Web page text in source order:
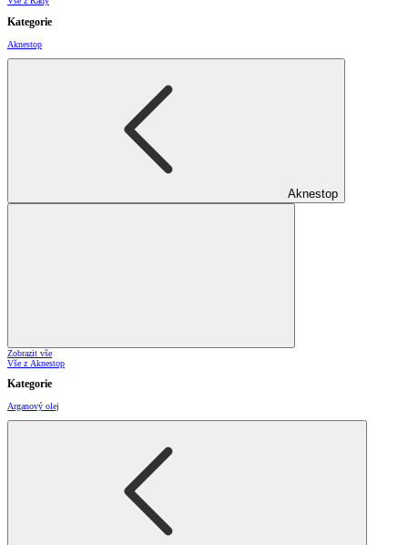
Kategorie
Aknestop
Aknestop
Zobrazit vše
Vše z Aknestop
Kategorie
Arganový olej